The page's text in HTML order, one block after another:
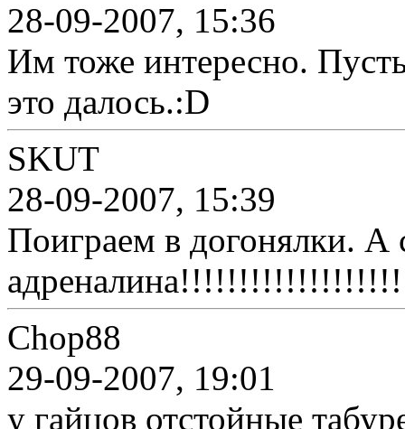
28-09-2007, 15:36
Им тоже интересно.
это далось.:D
SKUT
28-09-2007, 15:39
Поиграем в догонялки. А
Chop88
29-09-2007, 19:01
у гайцов отстойные